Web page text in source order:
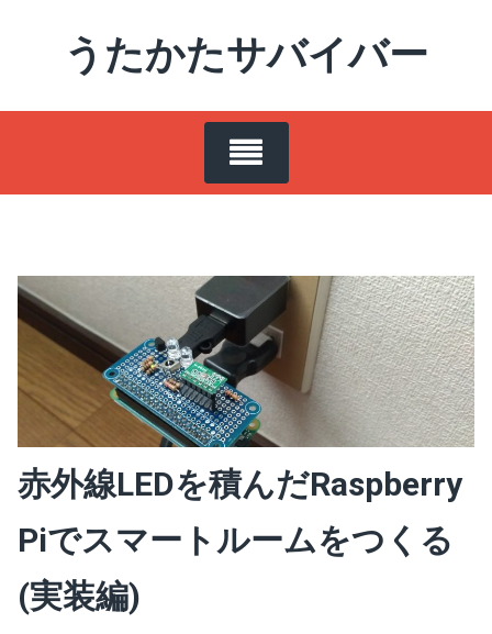
うたかたサバイバー
赤外線LEDを積んだRaspberry
Piでスマートルームをつくる
(実装編)